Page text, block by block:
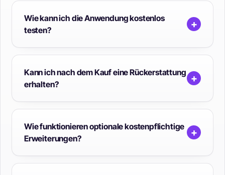
Wie kann ich die Anwendung kostenlos
testen?
+
Kann ich nach dem Kauf eine Rückerstattung
erhalten?
+
Wie funktionieren optionale kostenpflichtige
Erweiterungen?
+